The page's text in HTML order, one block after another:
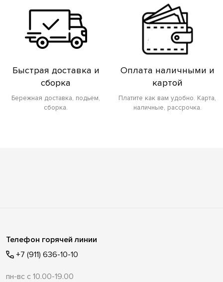
Быстрая доставка и
сборка
Бережная доставка, подьем,
сборка.
Оплата наличными и
картой
Платите как вам удобно. Карта,
наличные, рассрочка.
Телефон горячей линии
+7 (911) 636-10-10
пн-вс с 10.00-19.00